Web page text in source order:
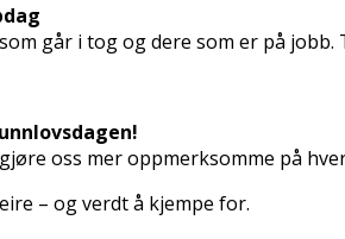
går i tog og dere som er på
oss mer oppmerksomme på
– og verdt å kjempe for.